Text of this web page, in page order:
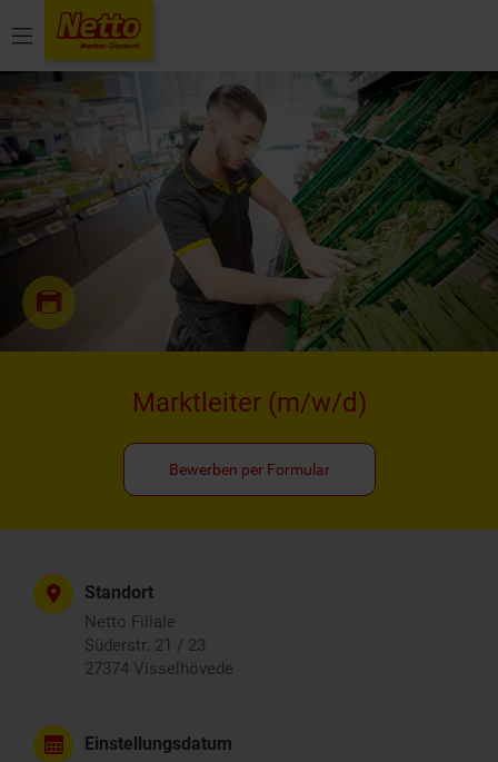
Menü
Marktleiter (m/w/d)
Bewerben per Formular
Standort
Netto Filiale
Süderstr. 21 / 23
27374 Visselhövede
Einstellungsdatum